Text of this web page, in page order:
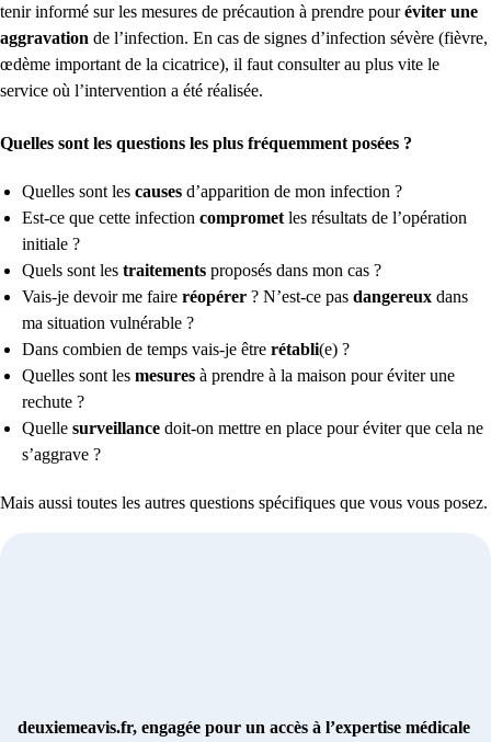
tenir informé sur les mesures de précaution à prendre pouréviter une
aggravation de l’infection. En cas de signes d’infection sévère (fièvre,
œdème important de la cicatrice), il faut consulter au plus vite le
service où l’intervention a été réalisée.
Quelles sont les questions les plus fréquemment posées ?
Quelles sont les causes d’apparition de mon infection ?
Est-ce que cette infection compromet les résultats de l’opération
initiale ?
Quels sont les traitements proposés dans mon cas ?
Vais-je devoir me faire réopérer ? N’est-ce pas dangereux dans
ma situation vulnérable ?
Dans combien de temps vais-je être rétabli(e) ?
Quelles sont les mesures à prendre à la maison pour éviter une
rechute ?
Quelle surveillance doit-on mettre en place pour éviter que cela ne
s’aggrave ?
Mais aussi toutes les autres questions spécifiques que vous vous posez.
deuxiemeavis.fr, engagée pour un accès à l’expertise médicale